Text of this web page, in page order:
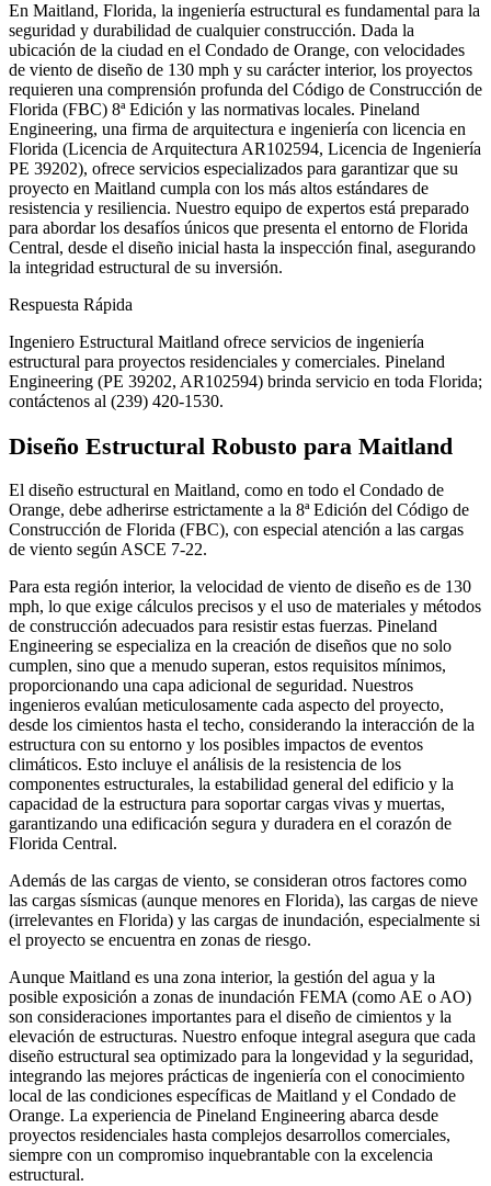
En Maitland, Florida, la ingeniería estructural es fundamental para la
seguridad y durabilidad de cualquier construcción. Dada la
ubicación de la ciudad en el Condado de Orange, con velocidades
de viento de diseño de 130 mph y su carácter interior, los proyectos
requieren una comprensión profunda del Código de Construcción de
Florida (FBC) 8ª Edición y las normativas locales. Pineland
Engineering, una firma de arquitectura e ingeniería con licencia en
Florida (Licencia de Arquitectura AR102594, Licencia de Ingeniería
PE 39202), ofrece servicios especializados para garantizar que su
proyecto en Maitland cumpla con los más altos estándares de
resistencia y resiliencia. Nuestro equipo de expertos está preparado
para abordar los desafíos únicos que presenta el entorno de Florida
Central, desde el diseño inicial hasta la inspección final, asegurando
la integridad estructural de su inversión.
Respuesta Rápida
Ingeniero Estructural Maitland ofrece servicios de ingeniería
estructural para proyectos residenciales y comerciales. Pineland
Engineering (PE 39202, AR102594) brinda servicio en toda Florida;
contáctenos al (239) 420-1530.
Diseño Estructural Robusto para Maitland
El diseño estructural en Maitland, como en todo el Condado de
Orange, debe adherirse estrictamente a la 8ª Edición del Código de
Construcción de Florida (FBC), con especial atención a las cargas
de viento según ASCE 7-22.
Para esta región interior, la velocidad de viento de diseño es de 130
mph, lo que exige cálculos precisos y el uso de materiales y métodos
de construcción adecuados para resistir estas fuerzas. Pineland
Engineering se especializa en la creación de diseños que no solo
cumplen, sino que a menudo superan, estos requisitos mínimos,
proporcionando una capa adicional de seguridad. Nuestros
ingenieros evalúan meticulosamente cada aspecto del proyecto,
desde los cimientos hasta el techo, considerando la interacción de la
estructura con su entorno y los posibles impactos de eventos
climáticos. Esto incluye el análisis de la resistencia de los
componentes estructurales, la estabilidad general del edificio y la
capacidad de la estructura para soportar cargas vivas y muertas,
garantizando una edificación segura y duradera en el corazón de
Florida Central.
Además de las cargas de viento, se consideran otros factores como
las cargas sísmicas (aunque menores en Florida), las cargas de nieve
(irrelevantes en Florida) y las cargas de inundación, especialmente si
el proyecto se encuentra en zonas de riesgo.
Aunque Maitland es una zona interior, la gestión del agua y la
posible exposición a zonas de inundación FEMA (como AE o AO)
son consideraciones importantes para el diseño de cimientos y la
elevación de estructuras. Nuestro enfoque integral asegura que cada
diseño estructural sea optimizado para la longevidad y la seguridad,
integrando las mejores prácticas de ingeniería con el conocimiento
local de las condiciones específicas de Maitland y el Condado de
Orange. La experiencia de Pineland Engineering abarca desde
proyectos residenciales hasta complejos desarrollos comerciales,
siempre con un compromiso inquebrantable con la excelencia
estructural.